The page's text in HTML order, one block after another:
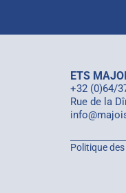
ETS
+32 (0)64/
Rue de la
Politique